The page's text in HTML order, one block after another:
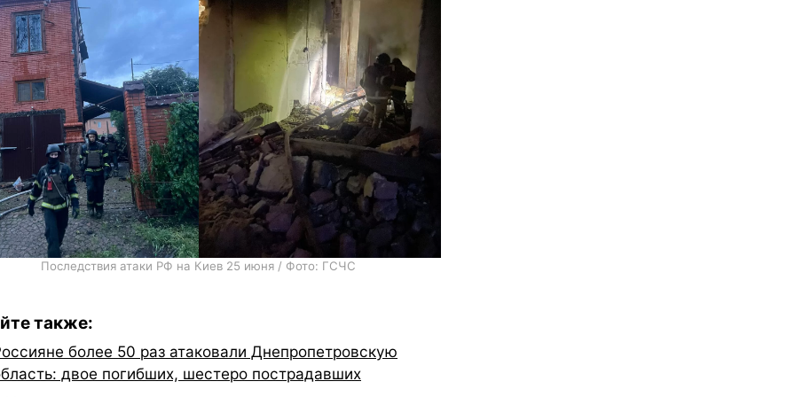
Последствия атаки РФ на Киев 25 июня / Фото: ГСЧС
также:
более 50 раз атаковали Днепропетровскую
двое погибших, шестеро пострадавших